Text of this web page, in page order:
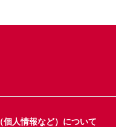
個人情報など）について